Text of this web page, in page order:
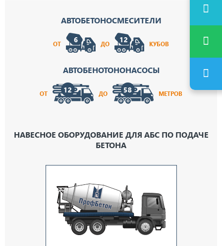
АВТОБЕТОНОСМЕСИТЕЛИ
ОТ ДО КУБОВ
АВТОБЕНОТОНОНАСОСЫ
ОТ ДО МЕТРОВ
НАВЕСНОЕ ОБОРУДОВАНИЕ ДЛЯ АБС ПО ПОДАЧЕ
БЕТОНА